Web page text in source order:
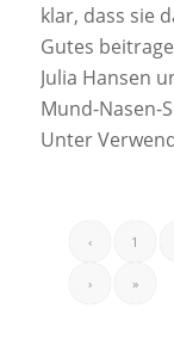
klar, dass sie
Gutes
Julia Hansen
Mund-Nasen-
Unter
‹ 1
› »